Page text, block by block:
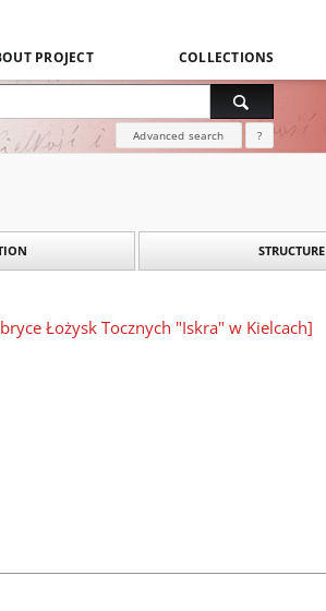
PROJECT COLLECTIONS
Advanced search ?
STRUCTURE
Łożysk Tocznych "Iskra" w Kielcach]